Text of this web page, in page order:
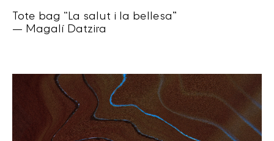
Tote bag “La salut i la bellesa”
— Magalí Datzira